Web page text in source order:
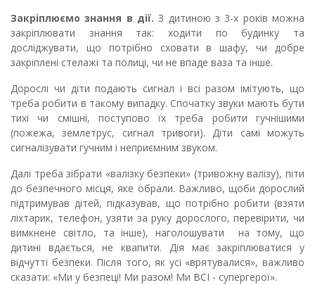
Закріплюємо знання в дії.З дитиною з 3-х років можна
закріплювати знання так:
ходити по будинку та
досліджувати, що потрібно сховати в шафу, чи добре
закріплені стелажі та полиці, чи не впаде ваза та інше.
Дорослі чи діти подають сигнал і всі разом імітують, що
треба робити в такому випадку. Спочатку звуки мають бути
тихі чи смішні, поступово їх треба робити гучнішими
(пожежа, землетрус, сигнал тривоги). Діти самі можуть
сигналізувати гучним і неприємним звуком.
Далі треба зібрати «валізку безпеки» (тривожну валізу), піти
до безпечного місця, яке обрали. Важливо, щоби дорослий
підтримував дітей, підказував, що потрібно робити (взяти
ліхтарик, телефон, узяти за руку дорослого, перевірити, чи
вимкнене світло, та інше), наголошувати на тому, що
дитині вдається, не квапити. Дія має закріплюватися у
відчутті безпеки. Після того, як усі «врятувалися», важливо
сказати: «Ми у безпеці! Ми разом! Ми ВСІ - супергерої».